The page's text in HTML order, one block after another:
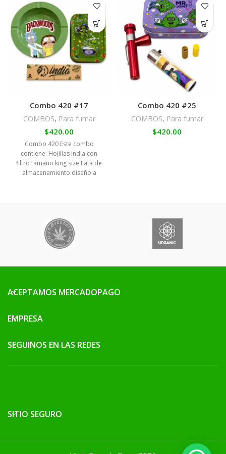
Combo 420 #17
COMBOS, Para fumar
$420.00
Combo 420 Este combo
contiene: Hojillas India con
filtro tamaño king size Lata de
almacenamiento diseño a
Combo 420 #25
COMBOS, Para fumar
$420.00
ACEPTAMOS MERCADOPAGO
EMPRESA
SEGUINOS EN LAS REDES
SITIO SEGURO